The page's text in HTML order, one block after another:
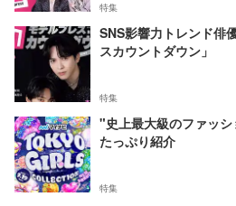
特集
SNS影響力トレンド俳
スカウントダウン」
特集
"史上最大級のファッ
たっぷり紹介
特集